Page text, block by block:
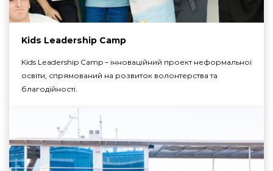
Kids Leadership Camp
Kids Leadership Camp – інноваційний проект неформальної
освіти, спрямований на розвиток волонтерства та
благодійності.